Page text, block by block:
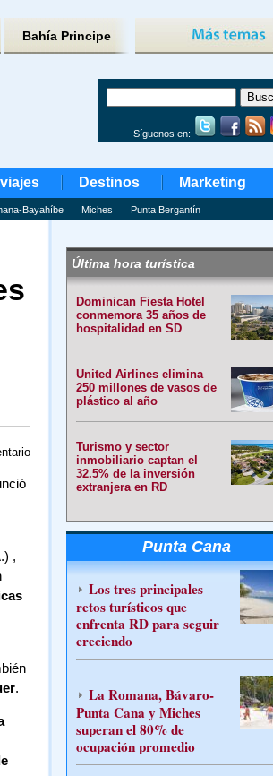
Bahía Principe
Síguenos en:
Destinos Marketing
Bayahíbe Miches Punta Bergantín
,
.
Última hora turística
Dominican Fiesta Hotel
conmemora 35 años de
hospitalidad en SD
United Airlines elimina
250 millones de vasos de
plástico al año
Turismo y sector
inmobiliario captan el
32.5% de la inversión
extranjera en RD
Punta Cana
Los tres principales
retos turísticos que
enfrenta RD para seguir
creciendo
La Romana, Bávaro-
Punta Cana y Miches
superan el 80% de
ocupación promedio